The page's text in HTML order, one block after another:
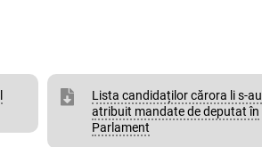
Lista candidaților cărora li s-au
atribuit mandate de deputat în
Parlament